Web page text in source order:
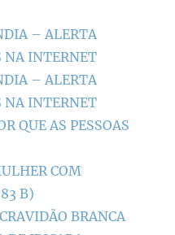
– ALERTA
NA INTERNET
– ALERTA
NA INTERNET
QUE AS PESSOAS
COM
B)
BRANCA